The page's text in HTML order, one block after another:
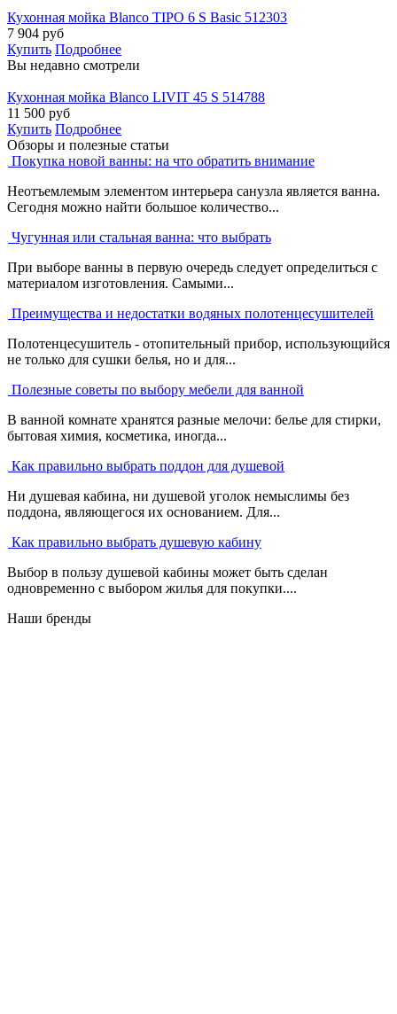
Кухонная мойка Blanco TIPO 6 S Basic 512303
7 904 руб
Купить Подробнее
Вы недавно смотрели
Кухонная мойка Blanco LIVIT 45 S 514788
11 500 руб
Купить Подробнее
Обзоры и полезные статьи
Покупка новой ванны: на что обратить внимание
Неотъемлемым элементом интерьера санузла является ванна.
Сегодня можно найти большое количество...
Чугунная или стальная ванна: что выбрать
При выборе ванны в первую очередь следует определиться с
материалом изготовления. Самыми...
Преимущества и недостатки водяных полотенцесушителей
Полотенцесушитель - отопительный прибор, использующийся
не только для сушки белья, но и для...
Полезные советы по выбору мебели для ванной
В ванной комнате хранятся разные мелочи: белье для стирки,
бытовая химия, косметика, иногда...
Как правильно выбрать поддон для душевой
Ни душевая кабина, ни душевой уголок немыслимы без
поддона, являющегося их основанием. Для...
Как правильно выбрать душевую кабину
Выбор в пользу душевой кабины может быть сделан
одновременно с выбором жилья для покупки....
Наши бренды